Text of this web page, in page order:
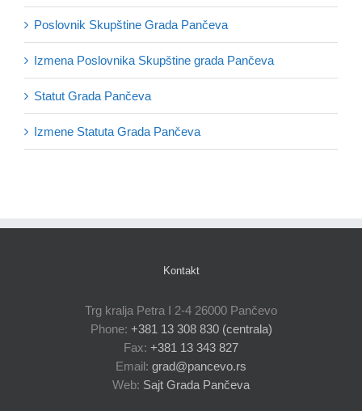
Poslovnik Skupštine Grada Pančeva
Izmena Poslovnika Skupštine grada Pančeva
Statut Grada Pančeva
Izmene Statuta Grada Pančeva
Kontakt
Trg kralja Petra I 2-4 26000 Pančevo
Phone: +381 13 308 830 (centrala)
Fax: +381 13 343 827
Email: grad@pancevo.rs
Web: Sajt Grada Pančeva